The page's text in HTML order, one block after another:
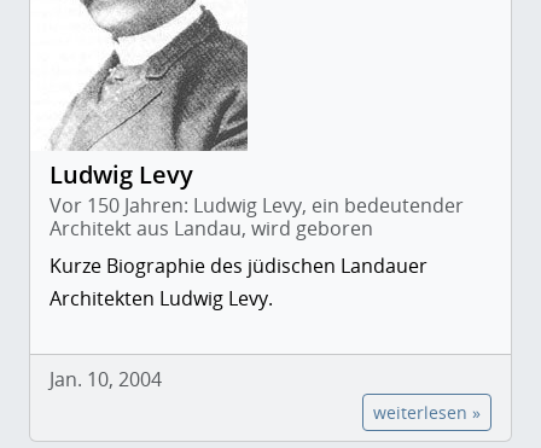
Ludwig Levy
Vor 150 Jahren: Ludwig Levy, ein bedeutender
Architekt aus Landau, wird geboren
Kurze Biographie des jüdischen Landauer
Architekten Ludwig Levy.
Jan. 10, 2004
weiterlesen »